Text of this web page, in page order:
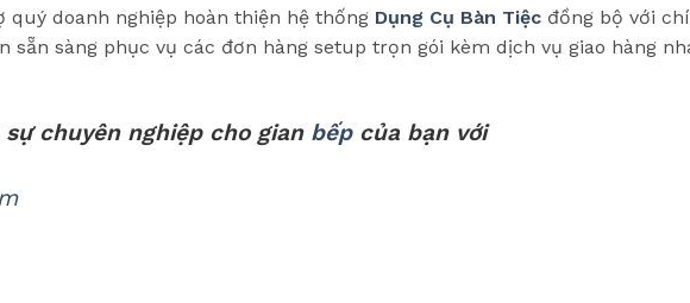
doanh nghiệp hoàn thiện hệ thống Dụng Cụ Bàn Tiệc đồng bộ với
sàng phục vụ các đơn hàng setup trọn gói kèm dịch vụ giao hàng
chuyên nghiệp cho gian bếpcủa bạn với